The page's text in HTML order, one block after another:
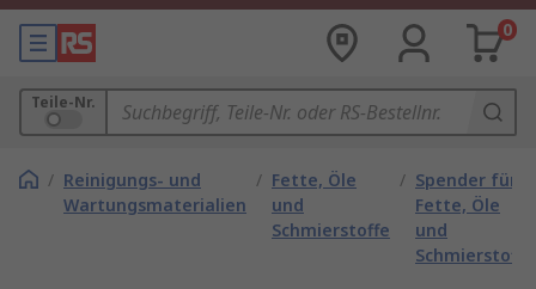
0
Teile-Nr.
/ Reinigungs- und
Wartungsmaterialien
/ Fette, Öle
und
Schmierstoffe
/ Spender für
Fette, Öle
und
Schmierstoffe